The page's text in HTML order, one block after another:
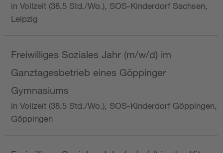
in Vollzeit (38,5 Std./Wo.), SOS-Kinderdorf Sachsen,
Leipzig
Freiwilliges Soziales Jahr (m/w/d) im
Ganztagesbetrieb eines Göppinger
Gymnasiums
in Vollzeit (38,5 Std./Wo.), SOS-Kinderdorf Göppingen,
Göppingen